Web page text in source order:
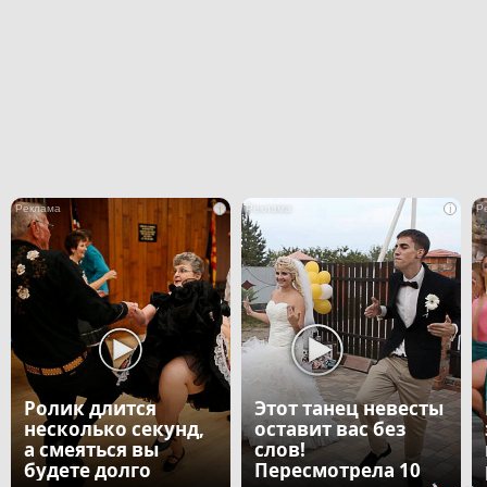
i
Ролик длится
несколько секунд,
а смеяться вы
будете долго
i
Этот танец невесты
оставит вас без
слов!
Пересмотрела 10